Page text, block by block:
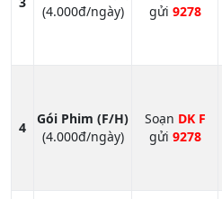
(4.000đ/ngày)
gửi 9278
4
Gói Phim (F/H)
(4.000đ/ngày)
Soạn DK F
gửi 9278